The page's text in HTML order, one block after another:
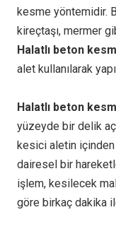
kesme yöntemidir.
kireçtaşı, mermer
Halatlı beton
alet kullanılarak
Halatlı beton
yüzeyde bir delik
kesici aletin
dairesel bir
işlem, kesilecek
göre birkaç dakika